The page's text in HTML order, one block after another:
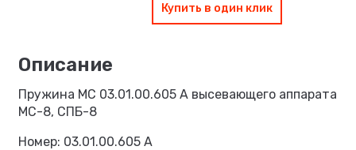
Купить в один клик
Пружина МС 03.01.00.605 А высевающего аппарата
МС-8, СПБ-8
Номер: 03.01.00.605 А